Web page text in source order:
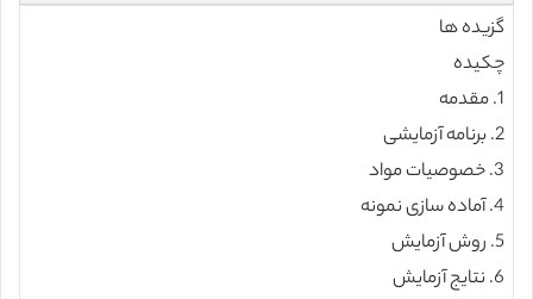
گزیده ها
چکیده
1. مقدمه
2. برنامه آزمایشی
3. خصوصیات مواد
4. آماده سازی نمونه
5. روش آزمایش
6. نتایج آزمایش